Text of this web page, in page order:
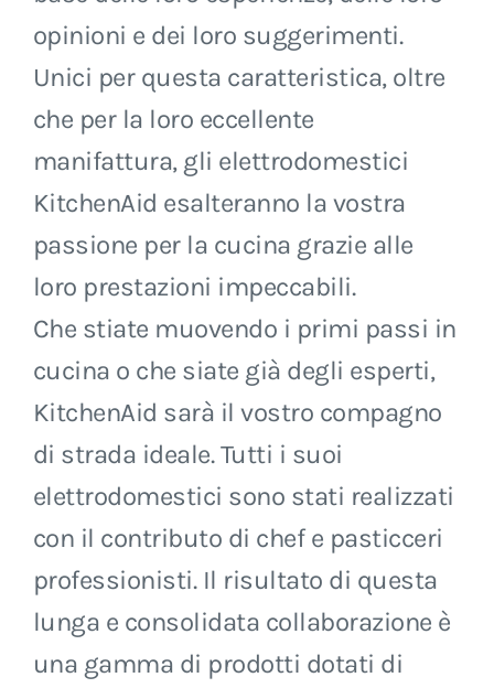
opinioni e dei loro suggerimenti.
Unici per questa caratteristica, oltre
che per la loro eccellente
manifattura, gli elettrodomestici
KitchenAid esalteranno la vostra
passione per la cucina grazie alle
loro prestazioni impeccabili.
Che stiate muovendo i primi passi in
cucina o che siate già degli esperti,
KitchenAid sarà il vostro compagno
di strada ideale. Tutti i suoi
elettrodomestici sono stati realizzati
con il contributo di chef e pasticceri
professionisti. Il risultato di questa
lunga e consolidata collaborazione è
una gamma di prodotti dotati di